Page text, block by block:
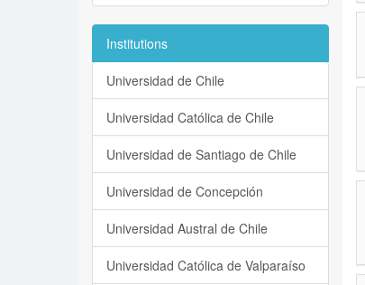
Institutions
Universidad de Chile
Universidad Católica de Chile
Universidad de Santiago de Chile
Universidad de Concepción
Universidad Austral de Chile
Universidad Católica de Valparaíso